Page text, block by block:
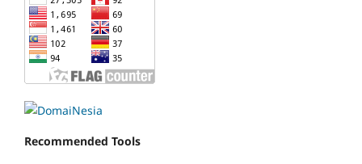
Recommended Tools